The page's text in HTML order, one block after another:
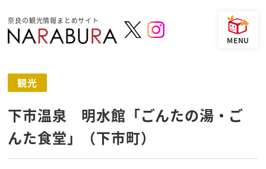
奈良の観光情報まとめサイト
観光
下市温泉 明水館「ごんたの湯・ご
んた食堂」（下市町）